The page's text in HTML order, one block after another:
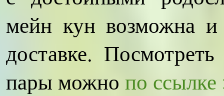
мейн кун возможна
доставке.
пары можно по ссылке